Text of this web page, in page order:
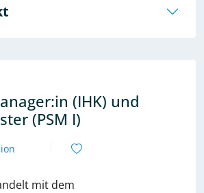
(IHK) und
(PSM I)
mit dem